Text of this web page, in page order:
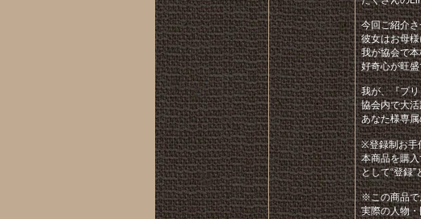
今回ご紹介
彼女はお母
我が協会で
好奇心が旺
我が、『プ
協会内で大
あなた様専
※登録制お手
本商品を購
として“登録
※この商品で
実際の人物